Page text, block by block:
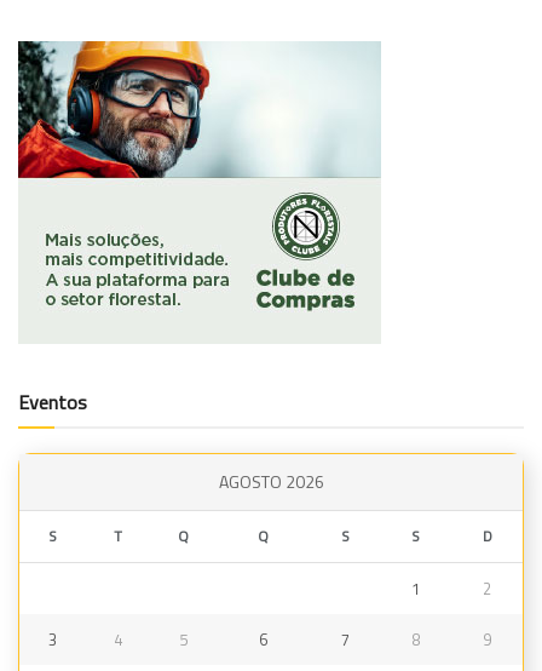
Eventos
AGOSTO 2026
S T Q Q S S D
1 2
3 4 5 6 7 8 9